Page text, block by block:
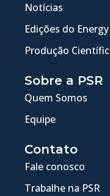
Notícias
Edições do
Produção
Sobre a PSR
Quem Somos
Equipe
Contato
Fale conosco
Trabalhe na PSR